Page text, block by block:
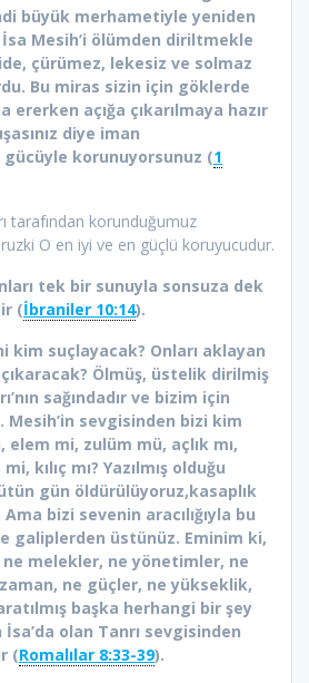
büyük merhametiyle yeniden
İsa Mesih’i ölümden diriltmekle
çürümez, lekesiz ve solmaz
Bu miras sizin için göklerde
ererken açığa çıkarılmaya hazır
diye iman
gücüyle korunuyorsunuz (1
tarafından korunduğumuz
O en iyi ve en güçlü koruyucudur.
tek bir sunuyla sonsuza dek
(İbraniler 10:14).
kim suçlayacak? Onları aklayan
çıkaracak? Ölmüş, üstelik dirilmiş
sağındadır ve bizim için
Mesih’in sevgisinden bizi kim
elem mi, zulüm mü, açlık mı,
kılıç mı? Yazılmış olduğu
gün öldürülüyoruz,kasaplık
Ama bizi sevenin aracılığıyla bu
galiplerden üstünüz. Eminim ki,
ne melekler, ne yönetimler, ne
ne güçler, ne yükseklik,
başka herhangi bir şey
olan Tanrı sevgisinden
(Romalılar 8:33-39).